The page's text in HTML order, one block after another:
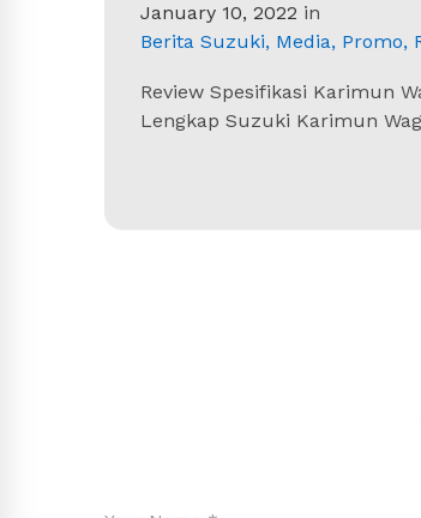
January 10, 2022 in
Berita Suzuki, Media, Promo,
Review Spesifikasi Karimun
Lengkap Suzuki Karimun